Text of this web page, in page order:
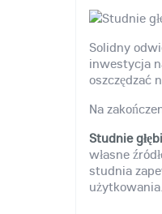
Solidny
inwestycja
oszczędzać
Na
Studnie
własne
studnia
użytkowania.